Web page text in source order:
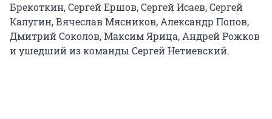
Брекоткин, Сергей Ершов, Сергей Исаев, Сергей
Калугин, Вячеслав Мясников, Александр Попов,
Дмитрий Соколов, Максим Ярица, Андрей Рожков
и ушедший из команды Сергей Нетиевский.